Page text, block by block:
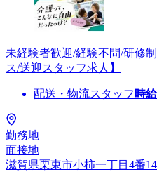
未経験者歓迎/経験不問/研修
ス/送迎スタッフ求人】
配送・物流スタッフ 時給
勤務地
面接地
滋賀県栗東市小柿一丁目4番